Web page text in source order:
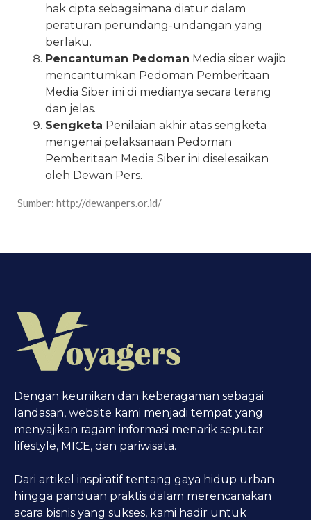
hak cipta sebagaimana diatur dalam
peraturan perundang-undangan yang
berlaku.
Pencantuman Pedoman Media siber wajib
mencantumkan Pedoman Pemberitaan
Media Siber ini di medianya secara terang
dan jelas.
Sengketa Penilaian akhir atas sengketa
mengenai pelaksanaan Pedoman
Pemberitaan Media Siber ini diselesaikan
oleh Dewan Pers.
Sumber: http://dewanpers.or.id/
Dengan keunikan dan keberagaman sebagai
landasan, website kami menjadi tempat yang
menyajikan ragam informasi menarik seputar
lifestyle, MICE, dan pariwisata.
Dari artikel inspiratif tentang gaya hidup urban
hingga panduan praktis dalam merencanakan
acara bisnis yang sukses, kami hadir untuk